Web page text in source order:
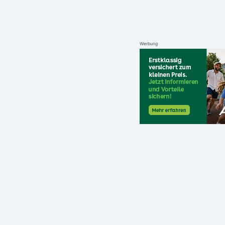
Werbung